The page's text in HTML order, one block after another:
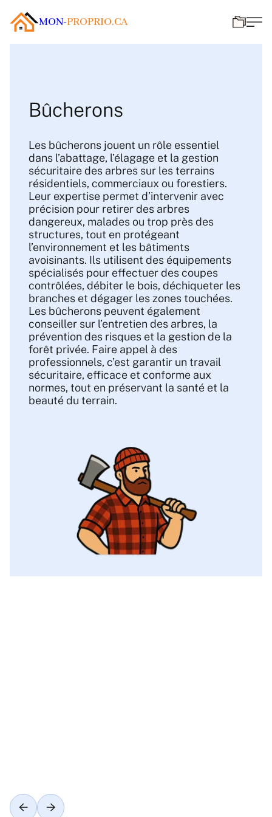
MON-PROPRIO.CA
Bûcherons
Les bûcherons jouent un rôle essentiel
dans l’abattage, l’élagage et la gestion
sécuritaire des arbres sur les terrains
résidentiels, commerciaux ou forestiers.
Leur expertise permet d’intervenir avec
précision pour retirer des arbres
dangereux, malades ou trop près des
structures, tout en protégeant
l’environnement et les bâtiments
avoisinants. Ils utilisent des équipements
spécialisés pour effectuer des coupes
contrôlées, débiter le bois, déchiqueter les
branches et dégager les zones touchées.
Les bûcherons peuvent également
conseiller sur l’entretien des arbres, la
prévention des risques et la gestion de la
forêt privée. Faire appel à des
professionnels, c’est garantir un travail
sécuritaire, efficace et conforme aux
normes, tout en préservant la santé et la
beauté du terrain.